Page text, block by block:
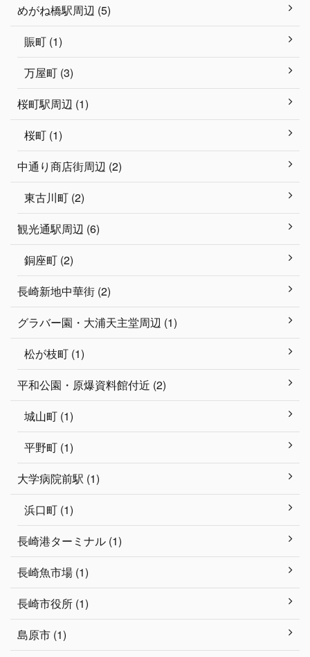
めがね橋駅周辺 (5)
賑町 (1)
万屋町 (3)
桜町駅周辺 (1)
桜町 (1)
中通り商店街周辺 (2)
東古川町 (2)
観光通駅周辺 (6)
銅座町 (2)
長崎新地中華街 (2)
グラバー園・大浦天主堂周辺 (1)
松が枝町 (1)
平和公園・原爆資料館付近 (2)
城山町 (1)
平野町 (1)
大学病院前駅 (1)
浜口町 (1)
長崎港ターミナル (1)
長崎魚市場 (1)
長崎市役所 (1)
島原市 (1)